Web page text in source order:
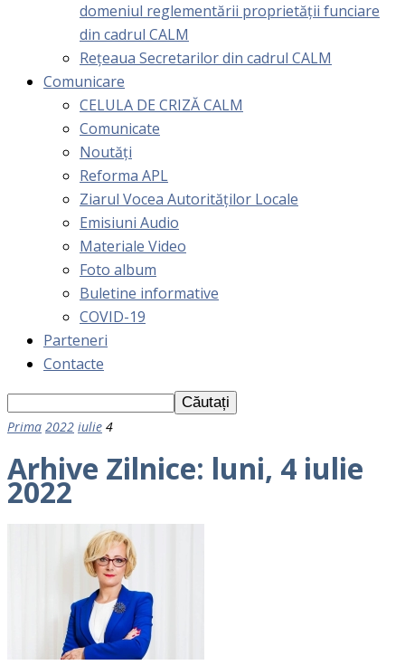
domeniul reglementării proprietăţii funciare
din cadrul CALM
Rețeaua Secretarilor din cadrul CALM
Comunicare
CELULA DE CRIZĂ CALM
Comunicate
Noutăți
Reforma APL
Ziarul Vocea Autorităților Locale
Emisiuni Audio
Materiale Video
Foto album
Buletine informative
COVID-19
Parteneri
Contacte
Prima 2022 iulie 4
Arhive Zilnice: luni, 4 iulie
2022